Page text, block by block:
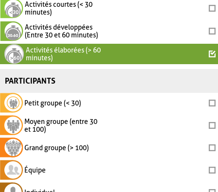
Activités courtes (< 30
minutes)
Activités développées
(Entre 30 et 60 minutes)
Activités élaborées (> 60
minutes)
PARTICIPANTS
Petit groupe (< 30)
Moyen groupe (entre 30
et 100)
Grand groupe (> 100)
Équipe